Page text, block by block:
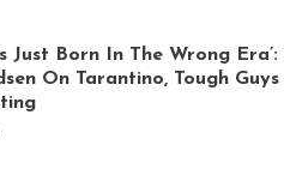
Just Born In The Wrong Era’:
On Tarantino, Tough Guys